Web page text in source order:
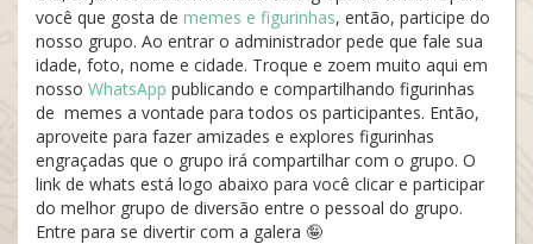
você que gosta de memes e figurinhas, então, participe do
nosso grupo. Ao entrar o administrador pede que fale sua
idade, foto, nome e cidade. Troque e zoem muito aqui em
nosso WhatsApp publicando e compartilhando figurinhas
de memes a vontade para todos os participantes. Então,
aproveite para fazer amizades e explores figurinhas
engraçadas que o grupo irá compartilhar com o grupo. O
link de whats está logo abaixo para você clicar e participar
do melhor grupo de diversão entre o pessoal do grupo.
Entre para se divertir com a galera 🤪